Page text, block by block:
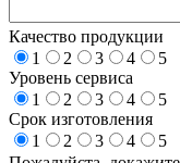
Качество продукции
1
2 3 4
5
Уровень сервиса
1
2 3 4
5
Срок изготовления
1
2 3 4
5